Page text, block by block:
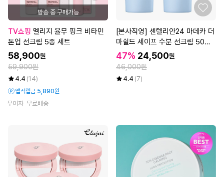
방송 중 구매가능
TV쇼핑
톤업 선크림 5종 세트
58,900원
59,900원
4.4 (14)
앱적립금 5,890원
무이자 무료배송
[본사직영] 센텔리안24 마데카 더
마쉴드 세이프 수분 선크림 50ml
2개
47% 24,500원
46,000원
4.4 (7)